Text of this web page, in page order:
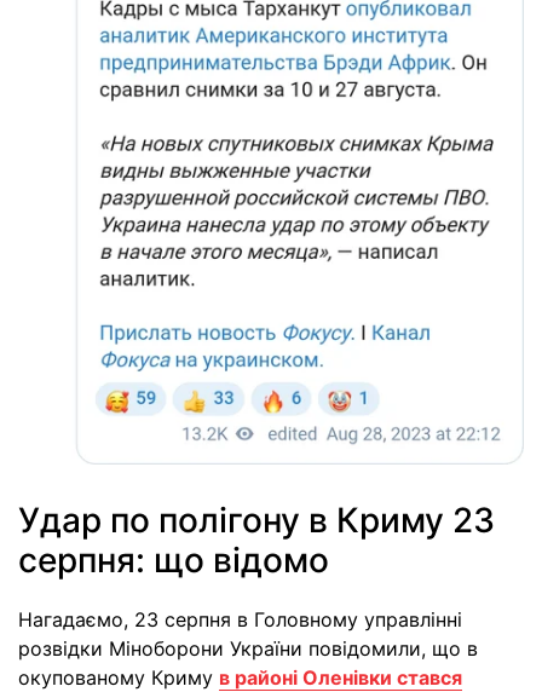
Удар по полігону в Криму 23
серпня: що відомо
Нагадаємо, 23 серпня в Головному управлінні
розвідки Міноборони України повідомили, що в
окупованому Криму в районі Оленівки стався